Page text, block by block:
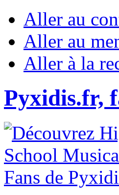
Aller au
Aller au
Aller à la
Pyxidis.fr,